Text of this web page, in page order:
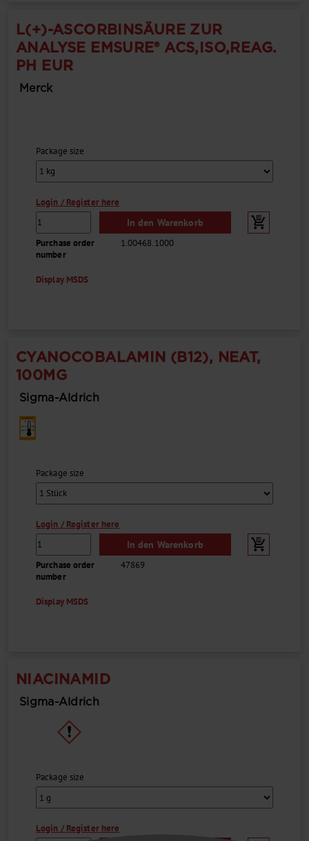
L(+)-ASCORBINSÄURE ZUR
ANALYSE EMSURE® ACS,ISO,REAG.
PH EUR
Merck
Package size
Login / Register here
In den Warenkorb
Purchase order
number
1.00468.1000
Display MSDS
CYANOCOBALAMIN (B12), NEAT,
100MG
Sigma-Aldrich
Package size
Login / Register here
In den Warenkorb
Purchase order
number
47869
Display MSDS
NIACINAMID
Sigma-Aldrich
Package size
Login / Register here